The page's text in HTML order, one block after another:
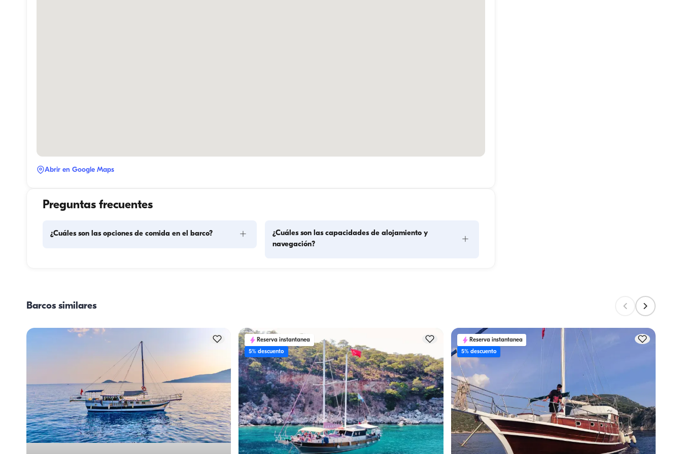
Abrir en Google Maps
Preguntas frecuentes
¿Cuáles son las opciones de comida en el barco? +
La preparación de las comidas corre a cargo de la tripulación.
¿Cuáles son las capacidades de alojamiento y
navegación?
+
Barcos similares
Reserva instantanea
5% descuento
Reserva instantanea
5% descuento